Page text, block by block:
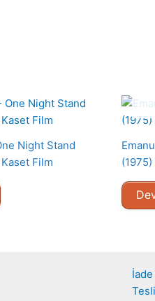
Night Stand
Film